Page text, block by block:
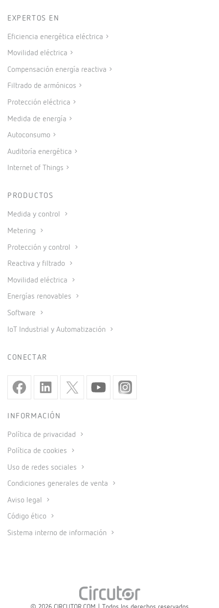
EXPERTOS EN
Eficiencia energética eléctrica
Movilidad eléctrica
Compensación energía reactiva
Filtrado de armónicos
Protección eléctrica
Medida de energía
Autoconsumo
Auditoría energética
Internet of Things
PRODUCTOS
Medida y control
Metering
Protección y control
Reactiva y filtrado
Movilidad eléctrica
Energías renovables
Software
IoT Industrial y Automatización
CONECTAR
INFORMACIÓN
Política de privacidad
Política de cookies
Uso de redes sociales
Condiciones generales de venta
Aviso legal
Código ético
Sistema interno de información